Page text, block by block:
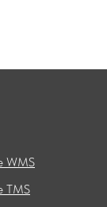
WMS
TMS